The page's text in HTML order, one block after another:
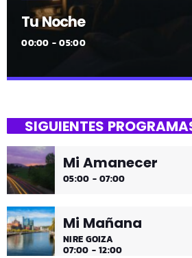
Tu Noche
00:00 - 05:00
gure gaua
Desconecta y disfruta cada
más tranquila.
SIGUIENTES
Mi Amanecer
05:00 - 07:00
Mi Mañana
NIRE GOIZA
07:00 - 12:00